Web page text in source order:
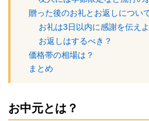
贈った後のお礼とお返しについ
お礼は3日以内に感謝を伝え
お返しはするべき？
価格帯の相場は？
まとめ
お中元とは？